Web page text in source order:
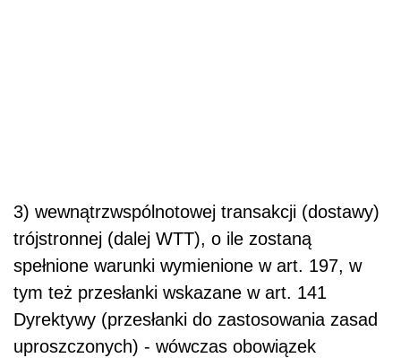
3) wewnątrzwspólnotowej transakcji (dostawy)
trójstronnej (dalej WTT), o ile zostaną
spełnione warunki wymienione w art. 197, w
tym też przesłanki wskazane w art. 141
Dyrektywy (przesłanki do zastosowania zasad
uproszczonych) - wówczas obowiązek